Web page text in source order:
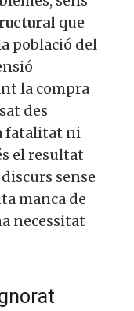
que
població del
la compra
des
fatalitat ni
el resultat
discurs sense
manca de
necessitat